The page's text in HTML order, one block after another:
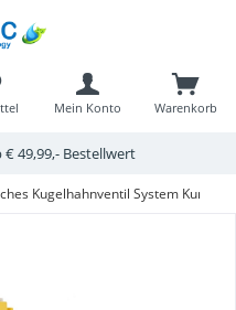
49,99,- Bestellwert
Warenkorb
Mein Konto
Kugelhahnventil System